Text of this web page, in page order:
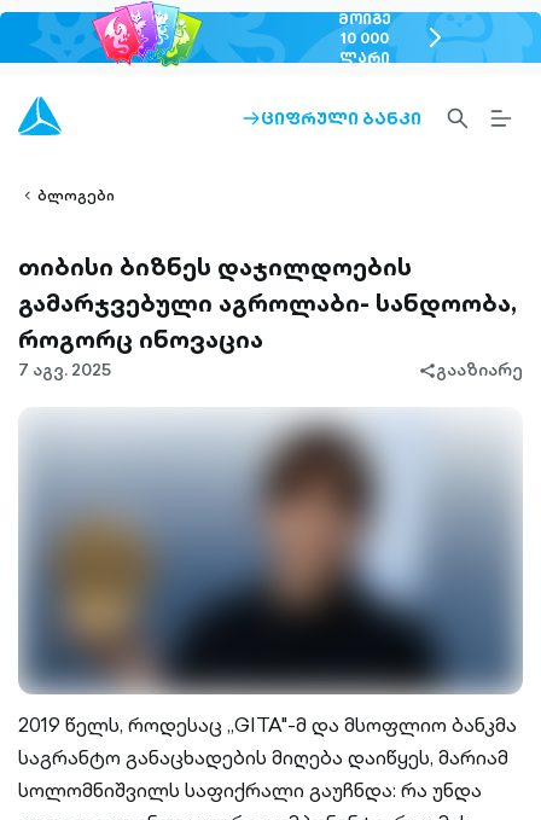
ᲛᲝᲘᲒᲔ
10 000
ᲚᲐᲠᲘ
chevron-
right-
ARROW-
ᲪᲘᲤᲠᲣᲚᲘ ᲑᲐᲜᲙᲘ
SEARCH-
OUTLINED
ბლოგები
თიბისი ბიზნეს დაჯილდოების
გამარჯვებული აგროლაბი- სანდოობა,
როგორც ინოვაცია
7 აგვ. 2025
share-
გააზიარე
2019 წელს, როდესაც „GITA"-მ და მსოფლიო ბანკმა
საგრანტო განაცხადების მიღება დაიწყეს, მარიამ
სოლომნიშვილს საფიქრალი გაუჩნდა: რა უნდა